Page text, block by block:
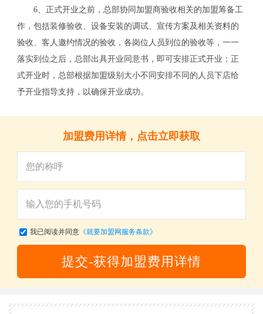
6、正式开业之前，总部协同加盟商验收相关的加盟筹备工
作，包括装修验收、设备安装的调试、宣传方案及相关资料的
验收、客人邀约情况的验收，各岗位人员到位的验收等，一一
落实到位之后，总部出具开业同意书，即可安排正式开业；正
式开业时，总部根据加盟级别大小不同安排不同的人员下店给
予开业指导支持，以确保开业成功。
加盟费用详情，点击立即获取
我已阅读并同意《就要加盟网服务条款》
提交-获得加盟费用详情